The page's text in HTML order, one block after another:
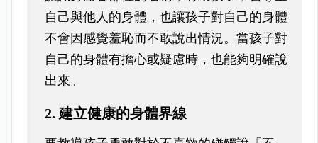
自己與他人的身體，也讓孩子對自己的身體
不會因感覺羞恥而不敢說出情況。當孩子對
自己的身體有擔心或疑慮時，也能夠明確說
出來。
2. 建立健康的身體界線